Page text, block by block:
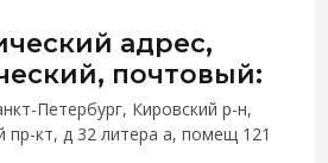
адрес,
почтовый:
Петербург, Кировский р-н,
пр-кт, д 32 литера а, помещ 121